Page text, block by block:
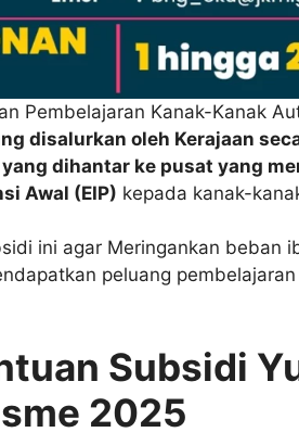
Pembelajaran Kanak-Kanak
disalurkan oleh Kerajaan
dihantar ke pusat yang
Awal (EIP) kepada kanak-
ini agar Meringankan beban
peluang
Subsidi
2025